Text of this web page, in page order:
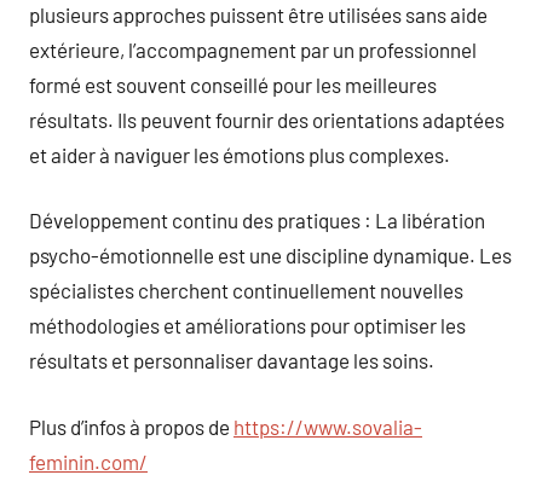
plusieurs approches puissent être utilisées sans aide
extérieure, l’accompagnement par un professionnel
formé est souvent conseillé pour les meilleures
résultats. Ils peuvent fournir des orientations adaptées
et aider à naviguer les émotions plus complexes.
Développement continu des pratiques : La libération
psycho-émotionnelle est une discipline dynamique. Les
spécialistes cherchent continuellement nouvelles
méthodologies et améliorations pour optimiser les
résultats et personnaliser davantage les soins.
Plus d’infos à propos de https://www.sovalia-
feminin.com/